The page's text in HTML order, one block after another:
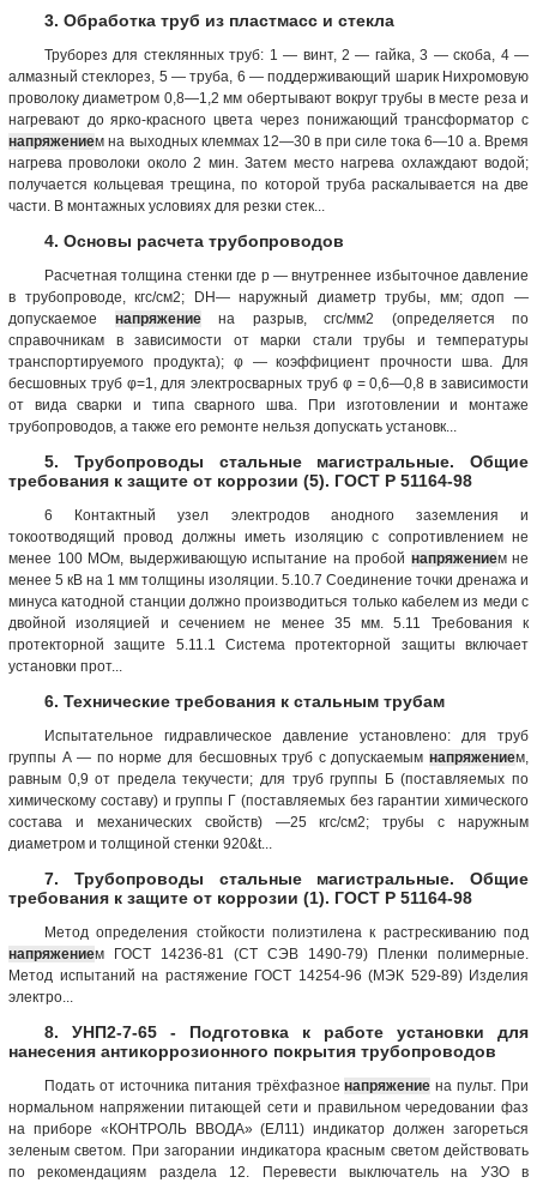
3. Обработка труб из пластмасс и стекла
Труборез для стеклянных труб: 1 — винт, 2 — гайка, 3 — скоба, 4 —
алмазный стеклорез, 5 — труба, 6 — поддерживающий шарик Нихромовую
проволоку диаметром 0,8—1,2 мм обертывают вокруг трубы в месте реза и
нагревают до ярко-красного цвета через понижающий трансформатор с
напряжением на выходных клеммах 12—30 в при силе тока 6—10 а. Время
нагрева проволоки около 2 мин. Затем место нагрева охлаждают водой;
получается кольцевая трещина, по которой труба раскалывается на две
части. В монтажных условиях для резки стек...
4. Основы расчета трубопроводов
Расчетная толщина стенки где р — внутреннее избыточное давление
в трубопроводе, кгс/см2; DH— наружный диаметр трубы, мм; σдоп —
допускаемое напряжениена разрыв, сгс/мм2 (определяется по
справочникам в зависимости от марки стали трубы и температуры
транспортируемого продукта); φ — коэффициент прочности шва. Для
бесшовных труб φ=1, для электросварных труб φ = 0,6—0,8 в зависимости
от вида сварки и типа сварного шва. При изготовлении и монтаже
трубопроводов, а также его ремонте нельзя допускать установк...
5. Трубопроводы стальные магистральные. Общие
требования к защите от коррозии (5). ГОСТ Р 51164-98
6 Контактный узел электродов анодного заземления и
токоотводящий провод должны иметь изоляцию с сопротивлением не
менее 100 МОм, выдерживающую испытание на пробой напряжением не
менее 5 кВ на 1 мм толщины изоляции. 5.10.7 Соединение точки дренажа и
минуса катодной станции должно производиться только кабелем из меди с
двойной изоляцией и сечением не менее 35 мм. 5.11 Требования к
протекторной защите 5.11.1 Система протекторной защиты включает
установки прот...
6. Технические требования к стальным трубам
Испытательное гидравлическое давление установлено: для труб
группы А — по норме для бесшовных труб с допускаемым напряжением,
равным 0,9 от предела текучести; для труб группы Б (поставляемых по
химическому составу) и группы Г (поставляемых без гарантии химического
состава и механических свойств) —25 кгс/см2; трубы с наружным
диаметром и толщиной стенки 920&t...
7. Трубопроводы стальные магистральные. Общие
требования к защите от коррозии (1). ГОСТ Р 51164-98
Метод определения стойкости полиэтилена к растрескиванию под
напряжением ГОСТ 14236-81 (СТ СЭВ 1490-79) Пленки полимерные.
Метод испытаний на растяжение ГОСТ 14254-96 (МЭК 529-89) Изделия
электро...
8. УНП2-7-65 - Подготовка к работе установки для
нанесения антикоррозионного покрытия трубопроводов
Подать от источника питания трёхфазноенапряжение на пульт. При
нормальном напряжении питающей сети и правильном чередовании фаз
на приборе «КОНТРОЛЬ ВВОДА» (ЕЛ11) индикатор должен загореться
зеленым светом. При загорании индикатора красным светом действовать
по рекомендациям раздела 12. Перевести выключатель на УЗО в